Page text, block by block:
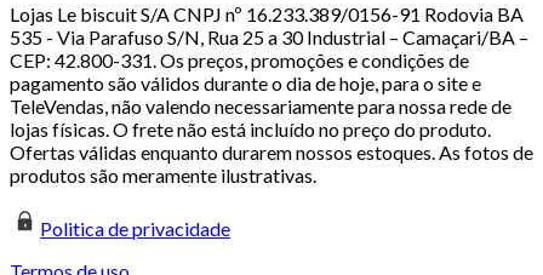
Lojas Le biscuit S/A CNPJ nº 16.233.389/0156-91 Rodovia BA
535 - Via Parafuso S/N, Rua 25 a 30 Industrial – Camaçari/BA –
CEP: 42.800-331. Os preços, promoções e condições de
pagamento são válidos durante o dia de hoje, para o site e
TeleVendas, não valendo necessariamente para nossa rede de
lojas físicas. O frete não está incluído no preço do produto.
Ofertas válidas enquanto durarem nossos estoques. As fotos de
produtos são meramente ilustrativas.
Politica de privacidade